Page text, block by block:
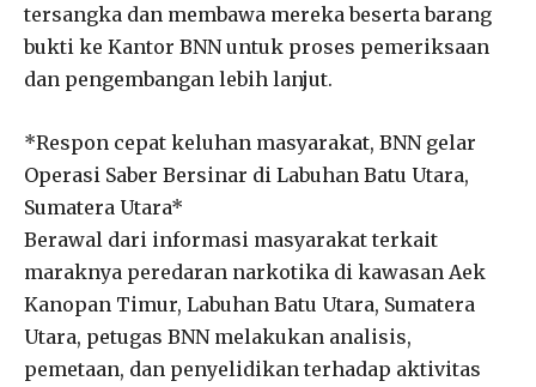
tersangka dan membawa mereka beserta barang
bukti ke Kantor BNN untuk proses pemeriksaan
dan pengembangan lebih lanjut.
*Respon cepat keluhan masyarakat, BNN gelar
Operasi Saber Bersinar di Labuhan Batu Utara,
Sumatera Utara*
Berawal dari informasi masyarakat terkait
maraknya peredaran narkotika di kawasan Aek
Kanopan Timur, Labuhan Batu Utara, Sumatera
Utara, petugas BNN melakukan analisis,
pemetaan, dan penyelidikan terhadap aktivitas